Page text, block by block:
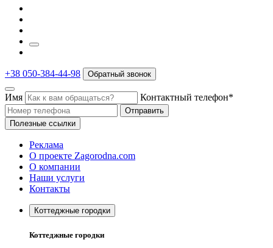
+38 050-384-44-98 Обратный звонок
Имя Контактный телефон*
Отправить
Полезные ссылки
Реклама
О проекте Zagorodna.com
О компании
Наши услуги
Контакты
Коттеджные городки
Коттеджные городки